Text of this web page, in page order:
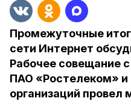
Промежуточные
сети Интернет
Рабочее совещание
ПАО «Ростелеком»
организаций провел